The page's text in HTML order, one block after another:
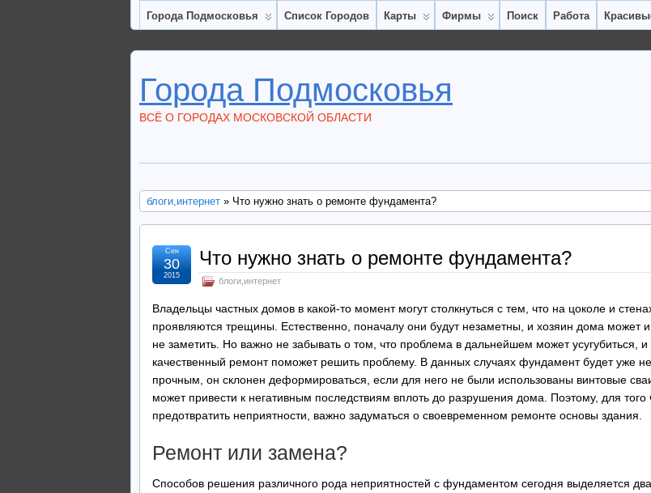
Города Подмосковья Список Городов Карты Фирмы Поиск Работа
Города Подмосковья
ВСЁ О ГОРОДАХ МОСКОВСКОЙ ОБЛАСТИ
блоги,интернет » Что нужно знать о ремонте фундамента?
Что нужно знать о ремонте фундамента?
блоги,интернет
Сен
30
2015
Владельцы частных домов в какой-то момент могут столкнуться с тем, что на цоколе и
проявляются трещины. Естественно, поначалу они будут незаметны, и хозяин дома может
не заметить. Но важно не забывать о том, что проблема в дальнейшем может усугубиться, и
качественный ремонт поможет решить проблему. В данных случаях фундамент будет уже
прочным, он склонен деформироваться, если для него не были использованы винтовые
может привести к негативным последствиям вплоть до разрушения дома. Поэтому, для того
предотвратить неприятности, важно задуматься о своевременном ремонте основы здания.
Ремонт или замена?
Способов решения различного рода неприятностей с фундаментом сегодня выделяется